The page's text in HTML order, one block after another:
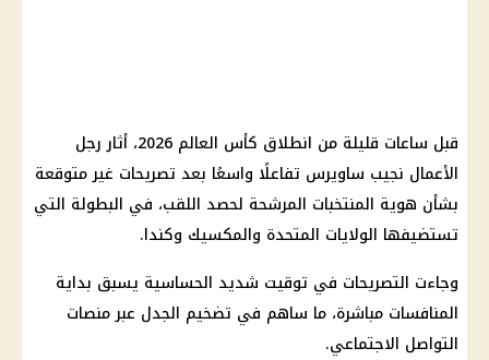
قبل ساعات قليلة من انطلاق كأس العالم 2026، أثار رجل
الأعمال نجيب ساويرس تفاعلًا واسعًا بعد تصريحات غير متوقعة
بشأن هوية المنتخبات المرشحة لحصد اللقب، في البطولة التي
تستضيفها الولايات المتحدة والمكسيك وكندا.
وجاءت التصريحات في توقيت شديد الحساسية يسبق بداية
المنافسات مباشرة، ما ساهم في تضخيم الجدل عبر منصات
التواصل الاجتماعي.